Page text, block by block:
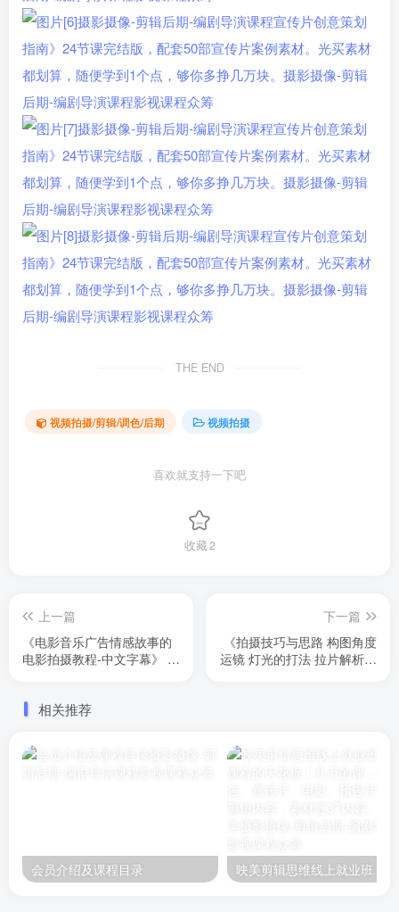
THE END
视频拍摄/剪辑/调色/后期 视频拍摄
喜欢就支持一下吧
收藏2
上一篇
《电影音乐广告情感故事的
电影拍摄教程-中文字幕》 学
力需要对光本身的理解。由
习摄影的基础知识和电影的
创作方向。大卫教你如何从
下一篇
《拍摄技巧与思路 构图角度
运镜 灯光的打法 拉片解析》
相关推荐
会员介绍及课程目录